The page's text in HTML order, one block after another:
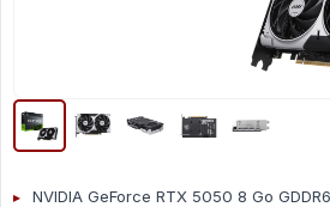
NVIDIA GeForce RTX 5050 8 Go GDDR6